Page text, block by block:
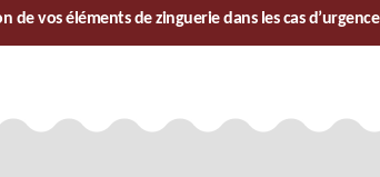
de vos éléments de zinguerie dans les cas d’urgence